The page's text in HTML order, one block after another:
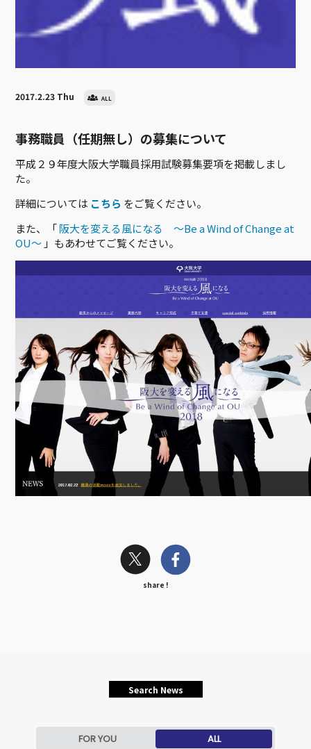
2017.2.23 Thu ALL
事務職員（任期無し）の募集について
平成２９年度大阪大学職員採用試験募集要項を掲載しまし
た。
詳細については こちら をご覧ください。
また、「阪大を変える風になる ～Be a Wind of Change at
OU～ 」もあわせてご覧ください。
share !
Search News
FOR YOU ALL